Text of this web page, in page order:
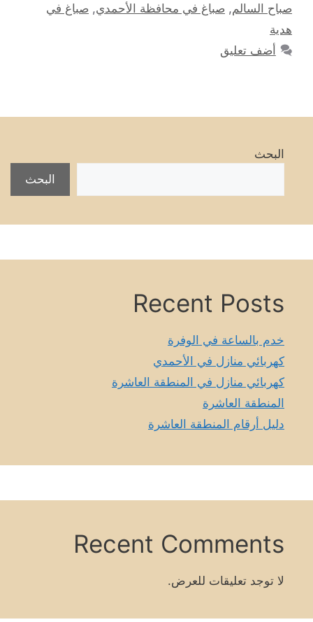
صباح السالم, صباغ في محافظة الأحمدي, صباغ في
هدية
أضف تعليق
البحث
البحث
Recent Posts
خدم بالساعة في الوفرة
كهربائي منازل في الأحمدي
كهربائي منازل في المنطقة العاشرة
المنطقة العاشرة
دليل أرقام المنطقة العاشرة
Recent Comments
لا توجد تعليقات للعرض.